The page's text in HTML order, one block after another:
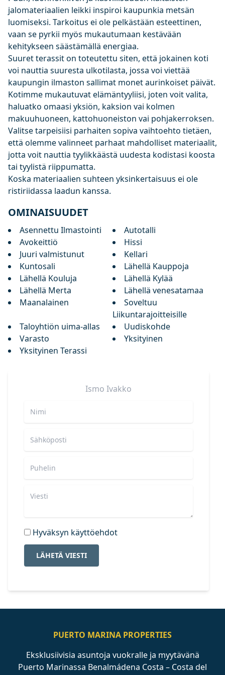
jalomateriaalien leikki inspiroi kaupunkia metsän
luomiseksi. Tarkoitus ei ole pelkästään esteettinen,
vaan se pyrkii myös mukautumaan kestävään
kehitykseen säästämällä energiaa.
Suuret terassit on toteutettu siten, että jokainen koti
voi nauttia suuresta ulkotilasta, jossa voi viettää
kaupungin ilmaston sallimat monet aurinkoiset päivät.
Kotimme mukautuvat elämäntyyliisi, joten voit valita,
haluatko omaasi yksiön, kaksion vai kolmen
makuuhuoneen, kattohuoneiston vai pohjakerroksen.
Valitse tarpeisiisi parhaiten sopiva vaihtoehto tietäen,
että olemme valinneet parhaat mahdolliset materiaalit,
jotta voit nauttia tyylikkäästä uudesta kodistasi koosta
tai tyylistä riippumatta.
Koska materiaalien suhteen yksinkertaisuus ei ole
ristiriidassa laadun kanssa.
OMINAISUUDET
Asennettu Ilmastointi
Autotalli
Avokeittiö
Hissi
Juuri valmistunut
Kellari
Kuntosali
Lähellä Kauppoja
Lähellä Kouluja
Lähellä Kylää
Lähellä Merta
Lähellä venesatamaa
Maanalainen
Soveltuu
Liikuntarajoitteisille
Taloyhtiön uima-allas
Uudiskohde
Varasto
Yksityinen
Yksityinen Terassi
Ismo Ivakko
Hyväksyn käyttöehdot
LÄHETÄ VIESTI
PUERTO MARINA PROPERTIES
Eksklusiivisia asuntoja vuokralle ja myytävänä
Puerto Marinassa Benalmádena Costa – Costa del